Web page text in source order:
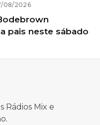
08/2026
pais neste sábado
Rádios Mix e